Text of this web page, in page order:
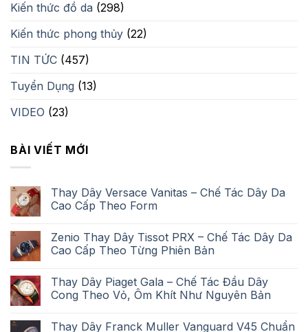
Kiến thức đồ da (298)
Kiến thức phong thủy (22)
TIN TỨC (457)
Tuyển Dụng (13)
VIDEO (23)
BÀI VIẾT MỚI
Thay Dây Versace Vanitas – Chế Tác Dây Da
Cao Cấp Theo Form
Zenio Thay Dây Tissot PRX – Chế Tác Dây Da
Cao Cấp Theo Từng Phiên Bản
Thay Dây Piaget Gala – Chế Tác Đầu Dây
Cong Theo Vỏ, Ôm Khít Như Nguyên Bản
Thay Dây Franck Muller Vanguard V45 Chuẩn